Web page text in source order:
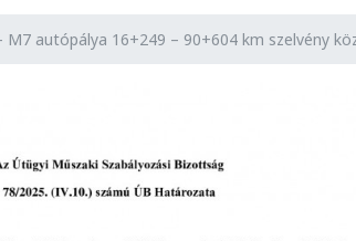
M7 autópálya 16+249 – 90+604 km szelvény